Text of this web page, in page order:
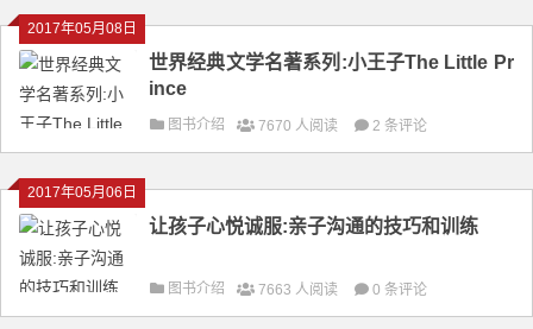
2017年05月08日
世界经典文学名著系列:小王子The Little Pr
ince
图书介绍 7670 人阅读 2 条评论
2017年05月06日
让孩子心悦诚服:亲子沟通的技巧和训练
图书介绍 7663 人阅读 0 条评论